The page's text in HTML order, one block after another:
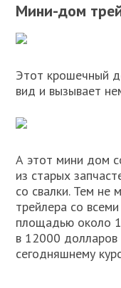
Мини-дом
Этот крошечный
вид и вызывает
А этот мини дом
из старых
со свалки. Тем не
трейлера со
площадью около
в 12000
сегодняшнему